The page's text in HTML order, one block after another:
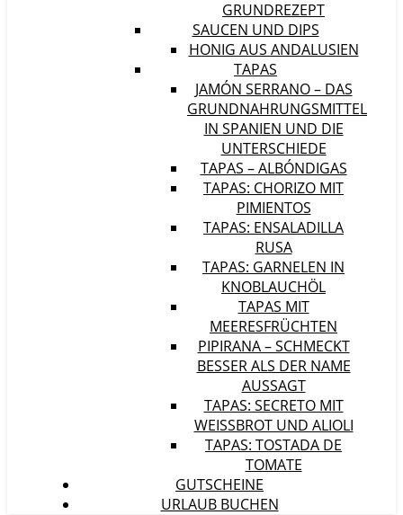
GRUNDREZEPT
SAUCEN UND DIPS
HONIG AUS ANDALUSIEN
TAPAS
JAMÓN SERRANO – DAS
GRUNDNAHRUNGSMITTEL
IN SPANIEN UND DIE
UNTERSCHIEDE
TAPAS – ALBÓNDIGAS
TAPAS: CHORIZO MIT
PIMIENTOS
TAPAS: ENSALADILLA
RUSA
TAPAS: GARNELEN IN
KNOBLAUCHÖL
TAPAS MIT
MEERESFRÜCHTEN
PIPIRANA – SCHMECKT
BESSER ALS DER NAME
AUSSAGT
TAPAS: SECRETO MIT
WEISSBROT UND ALIOLI
TAPAS: TOSTADA DE
TOMATE
GUTSCHEINE
URLAUB BUCHEN